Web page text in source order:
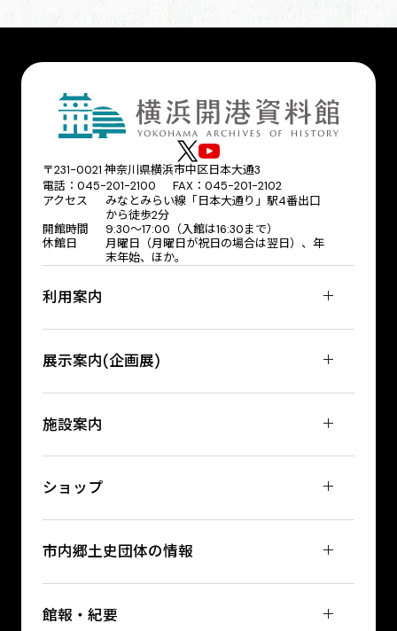
〒231-0021 神奈川県横浜市中区日本大通3
電話：045-201-2100 FAX：045-201-2102
アクセス
みなとみらい線「日本大通り」駅4番出口
から徒歩2分
開館時間
9:30〜17:00（入館は16:30まで）
休館日
月曜日（月曜日が祝日の場合は翌日）、年
末年始、ほか。
利用案内
展示案内(企画展)
施設案内
ショップ
市内郷土史団体の情報
館報・紀要